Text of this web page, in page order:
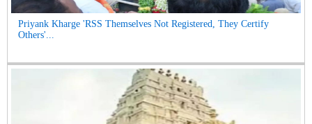
Priyank Kharge 'RSS Themselves Not Registered, They Certify
Others'...